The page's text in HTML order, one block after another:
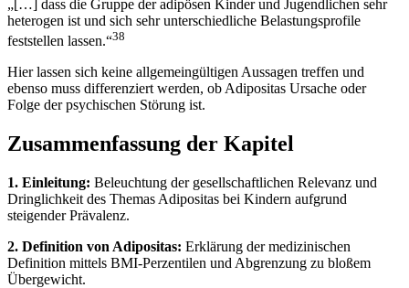
„[…] dass die Gruppe der adipösen Kinder und Jugendlichen sehr
heterogen ist und sich sehr unterschiedliche Belastungsprofile
feststellen lassen.“38
Hier lassen sich keine allgemeingültigen Aussagen treffen und
ebenso muss differenziert werden, ob Adipositas Ursache oder
Folge der psychischen Störung ist.
Zusammenfassung der Kapitel
1. Einleitung: Beleuchtung der gesellschaftlichen Relevanz und
Dringlichkeit des Themas Adipositas bei Kindern aufgrund
steigender Prävalenz.
2. Definition von Adipositas: Erklärung der medizinischen
Definition mittels BMI-Perzentilen und Abgrenzung zu bloßem
Übergewicht.